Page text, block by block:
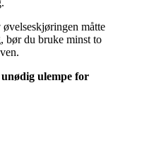
måtte
bør du bruke minst to
ulempe for